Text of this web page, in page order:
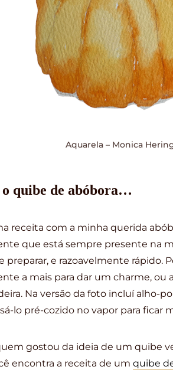
Aquarela – Monica
o quibe de abóbora…
receita com a minha querida
que está sempre presente na
preparar, e razoavelmente rápido.
a mais para dar um charme, ou
Na versão da foto incluí alho-
lo pré-cozido no vapor para ficar
gostou da ideia de um quibe
encontra a receita de um quibe